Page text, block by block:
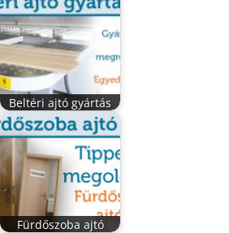
Beltéri ajtó gyártás
Fürdőszoba ajtó